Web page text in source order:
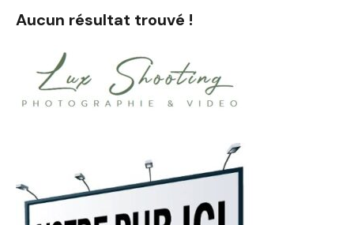
Aucun résultat trouvé !